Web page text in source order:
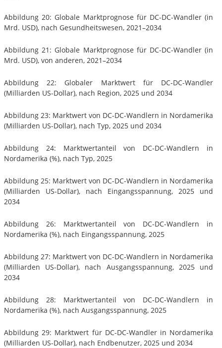
Abbildung 20: Globale Marktprognose für DC-DC-Wandler (in
Mrd. USD), nach Gesundheitswesen, 2021–2034
Abbildung 21: Globale Marktprognose für DC-DC-Wandler (in
Mrd. USD), von anderen, 2021–2034
Abbildung 22: Globaler Marktwert für DC-DC-Wandler
(Milliarden US-Dollar), nach Region, 2025 und 2034
Abbildung 23: Marktwert von DC-DC-Wandlern in Nordamerika
(Milliarden US-Dollar), nach Typ, 2025 und 2034
Abbildung 24: Marktwertanteil von DC-DC-Wandlern in
Nordamerika (%), nach Typ, 2025
Abbildung 25: Marktwert von DC-DC-Wandlern in Nordamerika
(Milliarden US-Dollar), nach Eingangsspannung, 2025 und
2034
Abbildung 26: Marktwertanteil von DC-DC-Wandlern in
Nordamerika (%), nach Eingangsspannung, 2025
Abbildung 27: Marktwert von DC-DC-Wandlern in Nordamerika
(Milliarden US-Dollar), nach Ausgangsspannung, 2025 und
2034
Abbildung 28: Marktwertanteil von DC-DC-Wandlern in
Nordamerika (%), nach Ausgangsspannung, 2025
Abbildung 29: Marktwert für DC-DC-Wandler in Nordamerika
(Milliarden US-Dollar), nach Endbenutzer, 2025 und 2034